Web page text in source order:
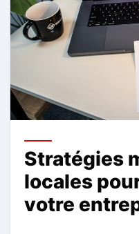
Stratégies
locales
votre